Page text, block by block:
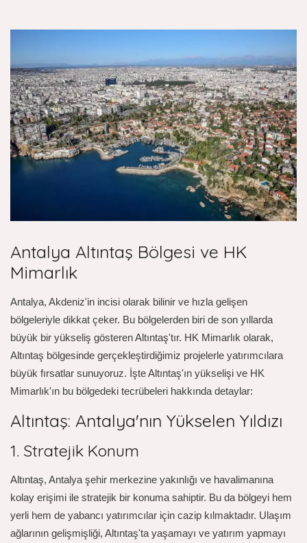
Antalya Altıntaş Bölgesi ve HK
Mimarlık
Antalya, Akdeniz'in incisi olarak bilinir ve hızla gelişen
bölgeleriyle dikkat çeker. Bu bölgelerden biri de son yıllarda
büyük bir yükseliş gösteren Altıntaş'tır. HK Mimarlık olarak,
Altıntaş bölgesinde gerçekleştirdiğimiz projelerle yatırımcılara
büyük fırsatlar sunuyoruz. İşte Altıntaş'ın yükselişi ve HK
Mimarlık'ın bu bölgedeki tecrübeleri hakkında detaylar:
Altıntaş: Antalya'nın Yükselen Yıldızı
1. Stratejik Konum
Altıntaş, Antalya şehir merkezine yakınlığı ve havalimanına
kolay erişimi ile stratejik bir konuma sahiptir. Bu da bölgeyi hem
yerli hem de yabancı yatırımcılar için cazip kılmaktadır. Ulaşım
ağlarının gelişmişliği, Altıntaş'ta yaşamayı ve yatırım yapmayı